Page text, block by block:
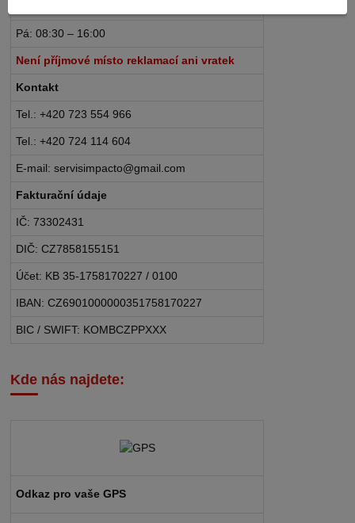
Pá: 08:30 – 16:00
Není příjmové místo reklamací ani vratek
Kontakt
Tel.: +420 723 554 966
Tel.: +420 724 114 604
E-mail: servisimpacto@gmail.com
Fakturační údaje
IČ: 73302431
DIČ: CZ7858155151
Účet: KB 35-1758170227 / 0100
IBAN: CZ6901000000351758170227
BIC / SWIFT: KOMBCZPPXXX
Kde nás najdete:
Odkaz pro vaše GPS